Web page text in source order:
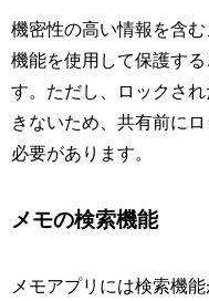
機密性の高い情報を含
機能を使用して保護する
す。ただし、ロックさ
きないため、共有前に
必要があります。
メモの検索機能
メモアプリには検索機